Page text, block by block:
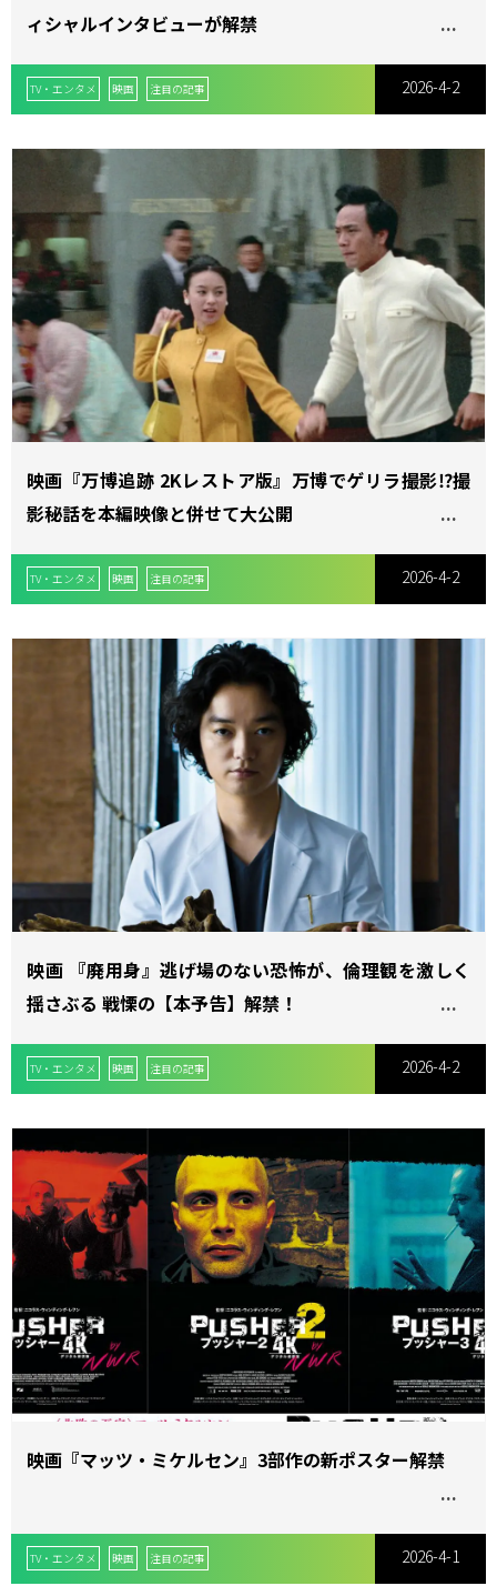
ィシャルインタビューが解禁
TV・エンタメ 映画 注目の記事 2026-4-2
映画『万博追跡 2Kレストア版』万博でゲリラ撮影⁉撮
影秘話を本編映像と併せて大公開
TV・エンタメ 映画 注目の記事 2026-4-2
映画 『廃用身』逃げ場のない恐怖が、倫理観を激しく
揺さぶる 戦慄の【本予告】解禁！
TV・エンタメ 映画 注目の記事 2026-4-2
映画『マッツ・ミケルセン』3部作の新ポスター解禁
TV・エンタメ 映画 注目の記事 2026-4-1